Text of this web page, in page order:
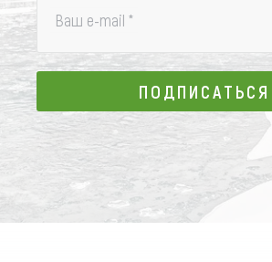
Ваш e-mail *
ПОДПИСАТЬСЯ
ПОДПИСАТЬСЯ